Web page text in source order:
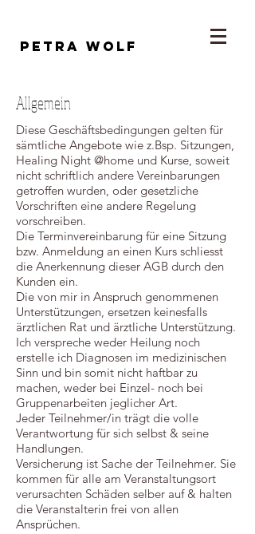
Petra wolf
Allgemein
Diese Geschäftsbedingungen gelten für
sämtliche Angebote wie z.Bsp. Sitzungen,
Healing Night @home und Kurse, soweit
nicht schriftlich andere Vereinbarungen
getroffen wurden, oder gesetzliche
Vorschriften eine andere Regelung
vorschreiben.
Die Terminvereinbarung für eine Sitzung
bzw. Anmeldung an einen Kurs schliesst
die Anerkennung dieser AGB durch den
Kunden ein.
Die von mir in Anspruch genommenen
Unterstützungen, ersetzen keinesfalls
ärztlichen Rat und ärztliche Unterstützung.
Ich verspreche weder Heilung noch
erstelle ich Diagnosen im medizinischen
Sinn und bin somit nicht haftbar zu
machen, weder bei Einzel- noch bei
Gruppenarbeiten jeglicher Art.
Jeder Teilnehmer/in trägt die volle
Verantwortung für sich selbst & seine
Handlungen.
Versicherung ist Sache der Teilnehmer. Sie
kommen für alle am Veranstaltungsort
verursachten Schäden selber auf & halten
die Veranstalterin frei von allen
Ansprüchen.